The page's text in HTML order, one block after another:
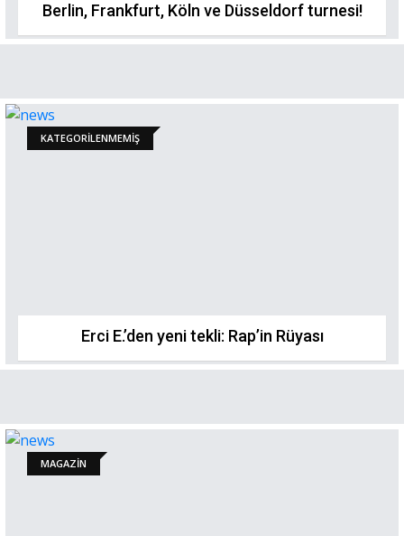
Berlin, Frankfurt, Köln ve Düsseldorf turnesi!
KATEGORILENMEMIŞ
​Erci E.’den yeni tekli: Rap’in Rüyası
MAGAZİN